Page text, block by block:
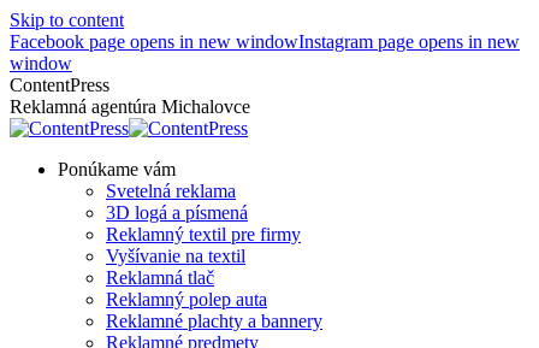
Skip to content
Facebook page opens in new windowInstagram page opens in new
window
ContentPress
Reklamná agentúra Michalovce
Ponúkame vám
Svetelná reklama
3D logá a písmená
Reklamný textil pre firmy
Vyšívanie na textil
Reklamná tlač
Reklamný polep auta
Reklamné plachty a bannery
Reklamné predmety